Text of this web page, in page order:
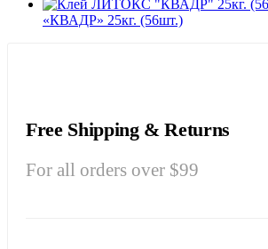
«КВАДР» 25кг. (56шт.)
Free Shipping & Returns
For all orders over $99